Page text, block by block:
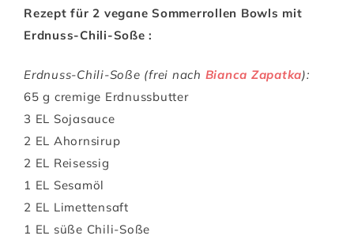
Rezept für 2 vegane Sommerrollen Bowls mit
Erdnuss-Chili-Soße :
Erdnuss-Chili-Soße (frei nach Bianca Zapatka):
65 g cremige Erdnussbutter
3 EL Sojasauce
2 EL Ahornsirup
2 EL Reisessig
1 EL Sesamöl
2 EL Limettensaft
1 EL süße Chili-Soße